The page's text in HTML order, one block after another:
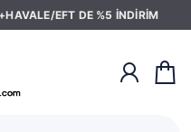
EFT DE %5 İNDİRİM